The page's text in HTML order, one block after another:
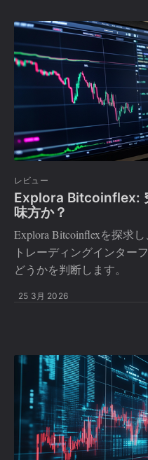
レビュー
Explora Bitcoinflex:
味方か？
Explora Bitcoinflexを探求
トレーディングインター
どうかを判断します。
25 3月 2026